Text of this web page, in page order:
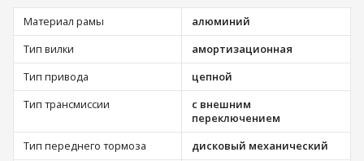
Материал рамы
алюминий
Тип вилки
амортизационная
Тип привода
цепной
Тип трансмиссии
с внешним
переключением
Тип переднего тормоза
дисковый механический